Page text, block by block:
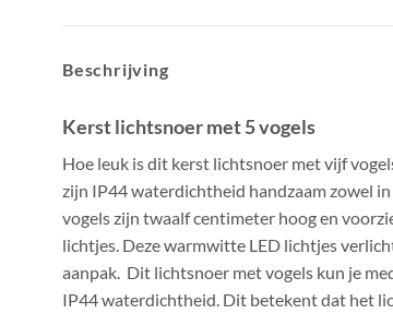
Beschrijving
Kerst lichtsnoer met 5 vogels
Hoe leuk is dit kerst lichtsnoer met vijf
zijn IP44 waterdichtheid handzaam zowel
vogels zijn twaalf centimeter hoog en
lichtjes. Deze warmwitte LED lichtjes
aanpak. Dit lichtsnoer met vogels kun je
IP44 waterdichtheid. Dit betekent dat het